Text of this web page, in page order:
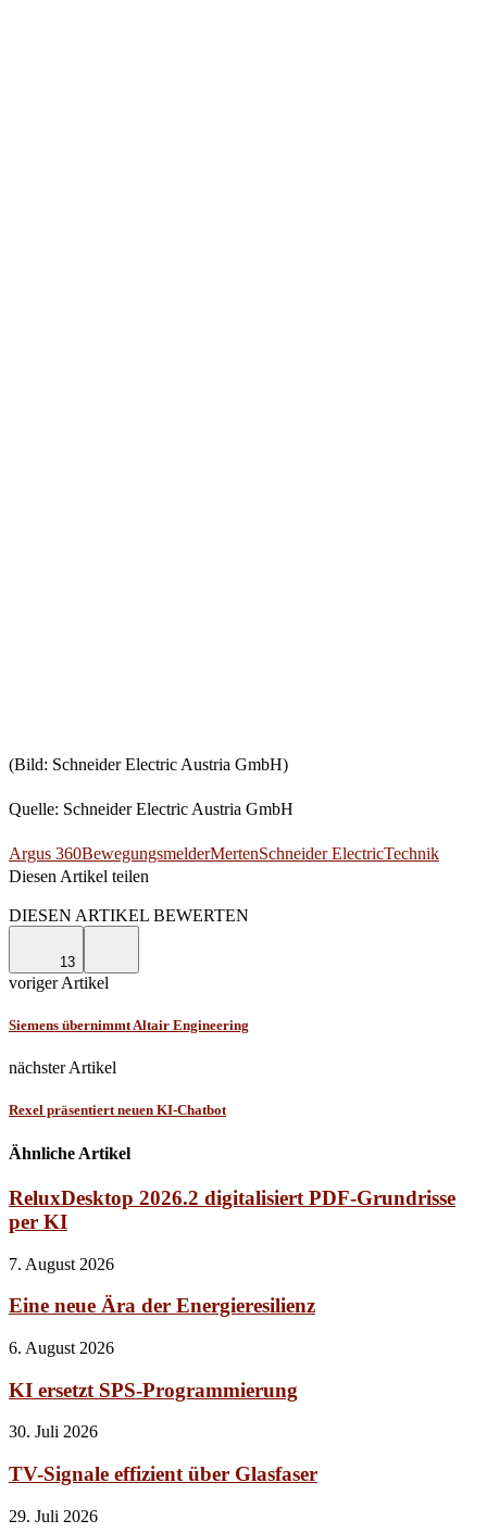
(Bild: Schneider Electric Austria GmbH)
Quelle: Schneider Electric Austria GmbH
Argus 360BewegungsmelderMertenSchneider ElectricTechnik
Diesen Artikel teilen
DIESEN ARTIKEL BEWERTEN
13
voriger Artikel
Siemens übernimmt Altair Engineering
nächster Artikel
Rexel präsentiert neuen KI-Chatbot
Ähnliche Artikel
ReluxDesktop 2026.2 digitalisiert PDF-Grundrisse
per KI
7. August 2026
Eine neue Ära der Energieresilienz
6. August 2026
KI ersetzt SPS-Programmierung
30. Juli 2026
TV-Signale effizient über Glasfaser
29. Juli 2026